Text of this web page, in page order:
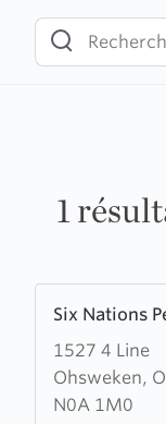
content
1
Six Nations
1527 4 Line
Ohsweken,
N0A 1M0
more
about
Six
Nations